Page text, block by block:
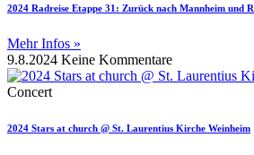
2024 Radreise Etappe 31: Zurück nach Mannheim und
Mehr Infos »
9.8.2024 Keine Kommentare
Concert
2024 Stars at church @ St. Laurentius Kirche Weinheim